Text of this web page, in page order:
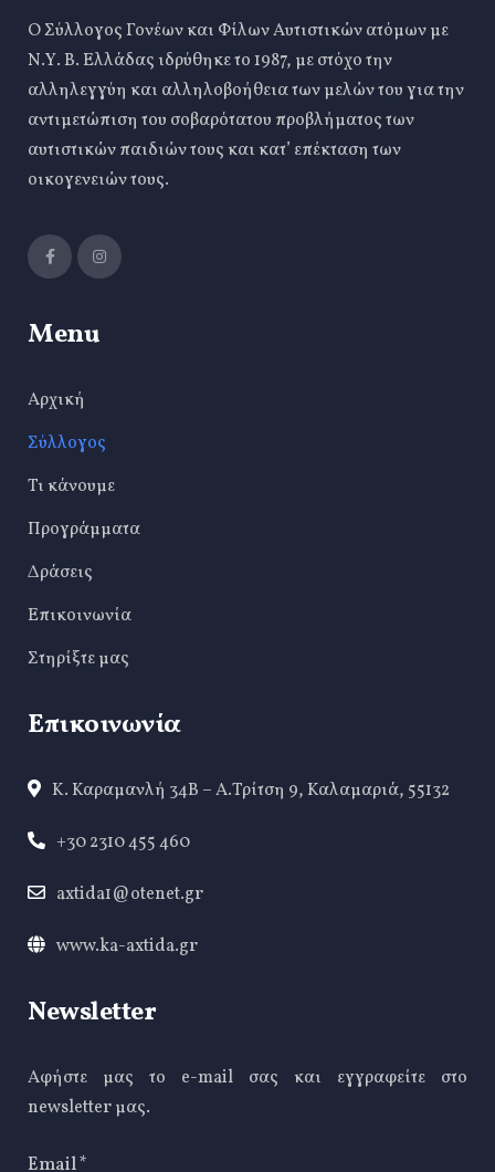
Ο Σύλλογος Γονέων και Φίλων Αυτιστικών ατόμων με
Ν.Υ. Β. Ελλάδας ιδρύθηκε το 1987, με στόχο την
αλληλεγγύη και αλληλοβοήθεια των μελών του για την
αντιμετώπιση του σοβαρότατου προβλήματος των
αυτιστικών παιδιών τους και κατ’ επέκταση των
οικογενειών τους.
Menu
Αρχική
Σύλλογος
Τι κάνουμε
Προγράμματα
Δράσεις
Επικοινωνία
Στηρίξτε μας
Επικοινωνία
Κ. Καραμανλή 34Β – Α.Τρίτση 9, Καλαμαριά, 55132
+30 2310 455 460
axtida1@otenet.gr
www.ka-axtida.gr
Newsletter
Αφήστε μας το e-mail σας και εγγραφείτε στο
newsletter μας.
Email*